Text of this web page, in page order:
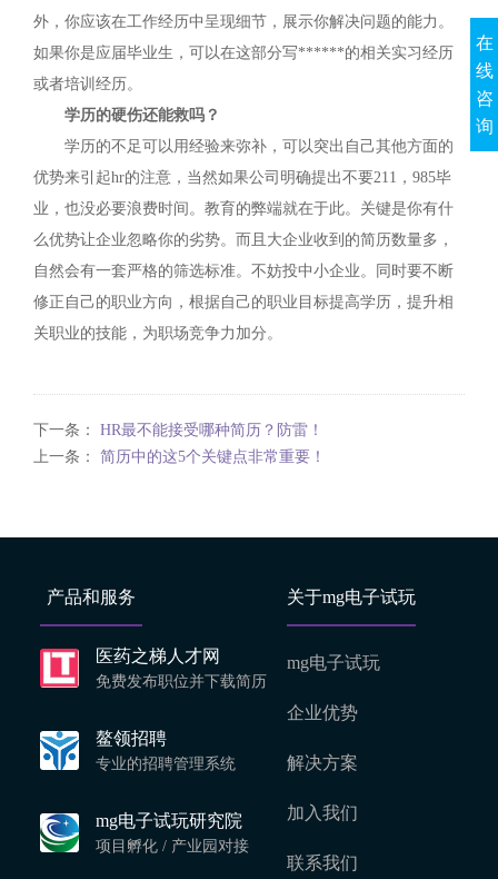
外，你应该在工作经历中呈现细节，展示你解决问题的能力。
如果你是应届毕业生，可以在这部分写******的相关实习经历
或者培训经历。
学历的硬伤还能救吗？
学历的不足可以用经验来弥补，可以突出自己其他方面的
优势来引起hr的注意，当然如果公司明确提出不要211，985毕
业，也没必要浪费时间。教育的弊端就在于此。关键是你有什
么优势让企业忽略你的劣势。而且大企业收到的简历数量多，
自然会有一套严格的筛选标准。不妨投中小企业。同时要不断
修正自己的职业方向，根据自己的职业目标提高学历，提升相
关职业的技能，为职场竞争力加分。
下一条： HR最不能接受哪种简历？防雷！
上一条： 简历中的这5个关键点非常重要！
产品和服务
医药之梯人才网
免费发布职位并下载简历
鳌领招聘
专业的招聘管理系统
mg电子试玩研究院
项目孵化 / 产业园对接
关于mg电子试玩
mg电子试玩
企业优势
解决方案
加入我们
联系我们
在
线
咨
询